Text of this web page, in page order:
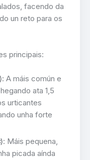
facendo da
un reto para os
principais:
): A máis común e
ata 1,5
urticantes
unha forte
): Máis pequena,
picada aínda